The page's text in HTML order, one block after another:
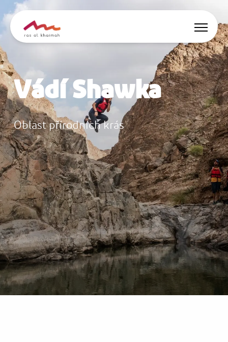
Nechte se inspirovat
Co dělat
Naplánujte si výlet
🇨🇿 CS Události
Vádí Shawka
Oblast přírodních krás